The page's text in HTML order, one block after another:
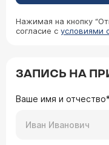
Нажимая на кнопку
согласие с условиями
ЗАПИСЬ НА
Ваше имя и отчество*